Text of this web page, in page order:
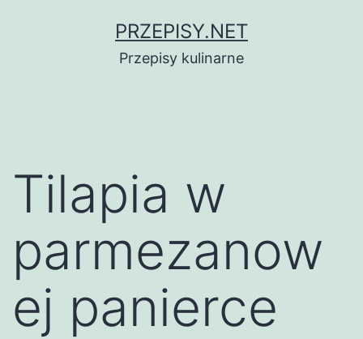
PRZEPISY.NET
Przepisy kulinarne
Tilapia w
parmezanow
ej panierce